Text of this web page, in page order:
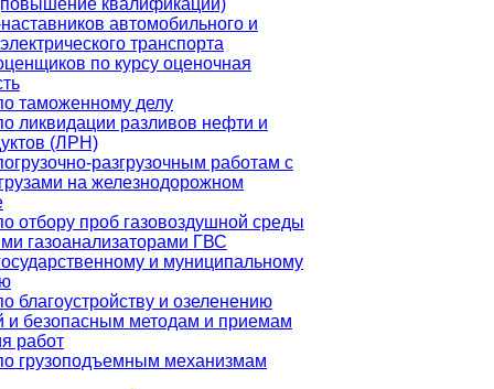
автомобильного и
транспорта
по курсу оценочная
таможенному делу
ликвидации разливов нефти и
(ЛРН)
разгрузочным работам с
на железнодорожном
отбору проб газовоздушной среды
газоанализаторами ГВС
и муниципальному
благоустройству и озеленению
и безопасным методам и приемам
работ
грузоподъемным механизмам